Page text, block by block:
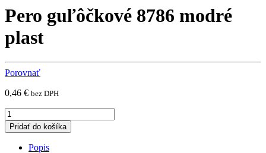
Pero guľôčkové 8786 modré
plast
Porovnať
0,46 € bez DPH
Pero
guľôčkové
8786
modré
Pridať do košíka
Popis